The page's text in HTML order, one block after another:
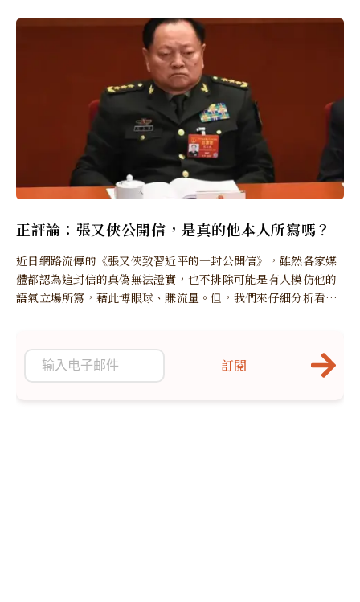
正評論：張又俠公開信，是真的他本人所寫嗎？
近日網路流傳的《張又俠致習近平的一封公開信》，雖然各家媒
體都認為這封信的真偽無法證實，也不排除可能是有人模仿他的
語氣立場所寫，藉此博眼球、賺流量。但，我們來仔細分析看看
訂閱